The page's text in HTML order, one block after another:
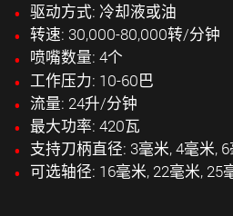
驱动方式: 冷却液或油
转速: 30,000-80,000转/分钟
喷嘴数量: 4个
工作压力: 10-60巴
流量: 24升/分钟
最大功率: 420瓦
支持刀柄直径: 3毫米, 4毫米,
可选轴径: 16毫米, 22毫米, 25